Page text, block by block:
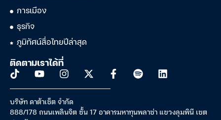
การเมือง
ธุรกิจ
ภูมิทัศน์สื่อไทยปีล่าสุด
ติดตามเราได้ที่
บริษัท ดาต้าเซ็ต จำกัด
888/178 ถนนเพลินจิต ชั้น 17 อาคารมหาทุนพลาซ่า แขวงลุมพินี เขต